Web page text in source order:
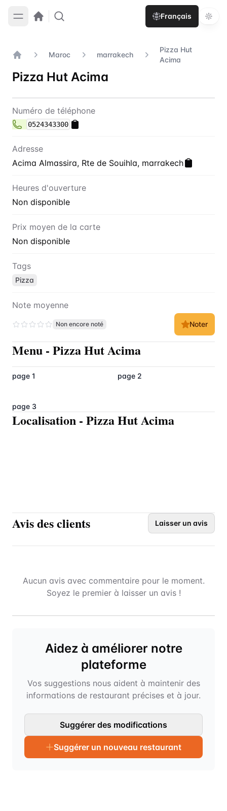
Français
Maroc marrakech
Pizza Hut
Acima
Pizza Hut Acima
Contact Pizza Hut Acima
Numéro de téléphone
0524343300
Adresse
Acima Almassira, Rte de Souihla, marrakech
Heures d'ouverture
Non disponible
Prix moyen de la carte
Non disponible
Tags
Pizza
Note moyenne
Non encore noté Noter
Menu - Pizza Hut Acima
page 1 page 2
page 3
Localisation - Pizza Hut Acima
Avis des clients Laisser un avis
Aucun avis avec commentaire pour le moment.
Soyez le premier à laisser un avis !
Aidez à améliorer notre
plateforme
Vos suggestions nous aident à maintenir des
informations de restaurant précises et à jour.
Suggérer des modifications
Suggérer un nouveau restaurant